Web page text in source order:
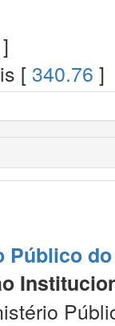
]
[ 340.76 ]
Público